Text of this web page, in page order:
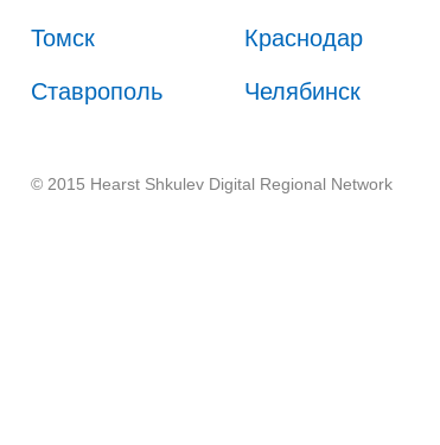
Томск Краснодар
Ставрополь Челябинск
© 2015 Hearst Shkulev Digital Regional Network